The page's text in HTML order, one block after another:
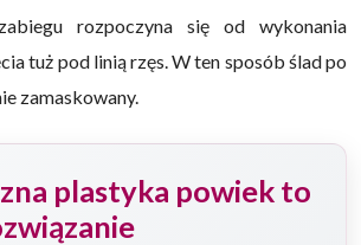
rozpoczyna się od wykonania
tuż pod linią rzęs. W ten sposób ślad po
zamaskowany.
plastyka powiek to